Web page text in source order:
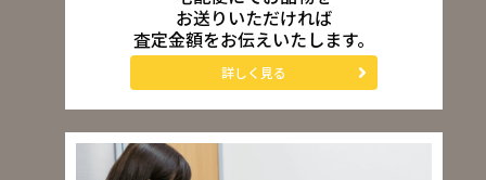
お送りいただければ
査定金額をお伝えいたします。
詳しく見る